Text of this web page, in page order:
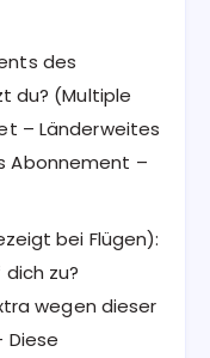
des
du? (Multiple
– Länderweites
Abonnement –
bei Flügen):
zu?
wegen dieser